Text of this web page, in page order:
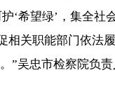
希望绿’，集全社
相关职能部门依法
”吴忠市检察院负责